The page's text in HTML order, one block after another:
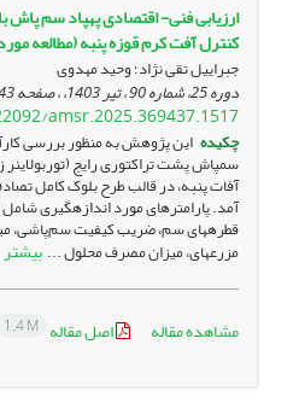
ارزیابی فنی- اقتصادی پهپاد سم
کنترل آفت کرم قوزه پنبه (مطالعه
جبراییل تقی نژاد؛ وحید مهدوی
دوره 25، شماره 90 ، تیر 1403، ، صفحه 60
amsr.2025.369437.1517
چکیده این پژوهش به منظور بررسی
سمپاش پشت تراکتوری رایج (توربولاینر
آفات پنبه، در قالب طرح بلوک کامل
آمد. پارامترهای مورد اندازه­گیری
قطره­های سم، ضریب کیفیت سم‌پاشی،
مزرعه­ای، میزان مصرف محلول ... بیشتر
مشاهده مقاله اصل مقاله 1.4 M